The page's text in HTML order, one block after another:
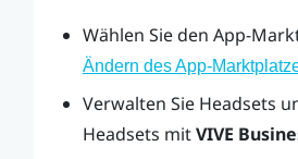
Wählen Sie den App-
Ändern des App-
Verwalten Sie Headsets
Headsets mitVIVE